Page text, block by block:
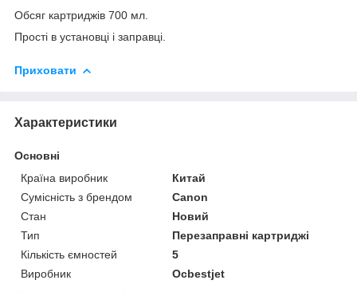
Обсяг картриджів 700 мл.
Прості в установці і заправці.
Приховати
Характеристики
Основні
Країна виробник
Китай
Сумісність з брендом
Canon
Стан
Новий
Тип
Перезаправні картриджі
Кількість ємностей
5
Виробник
Ocbestjet